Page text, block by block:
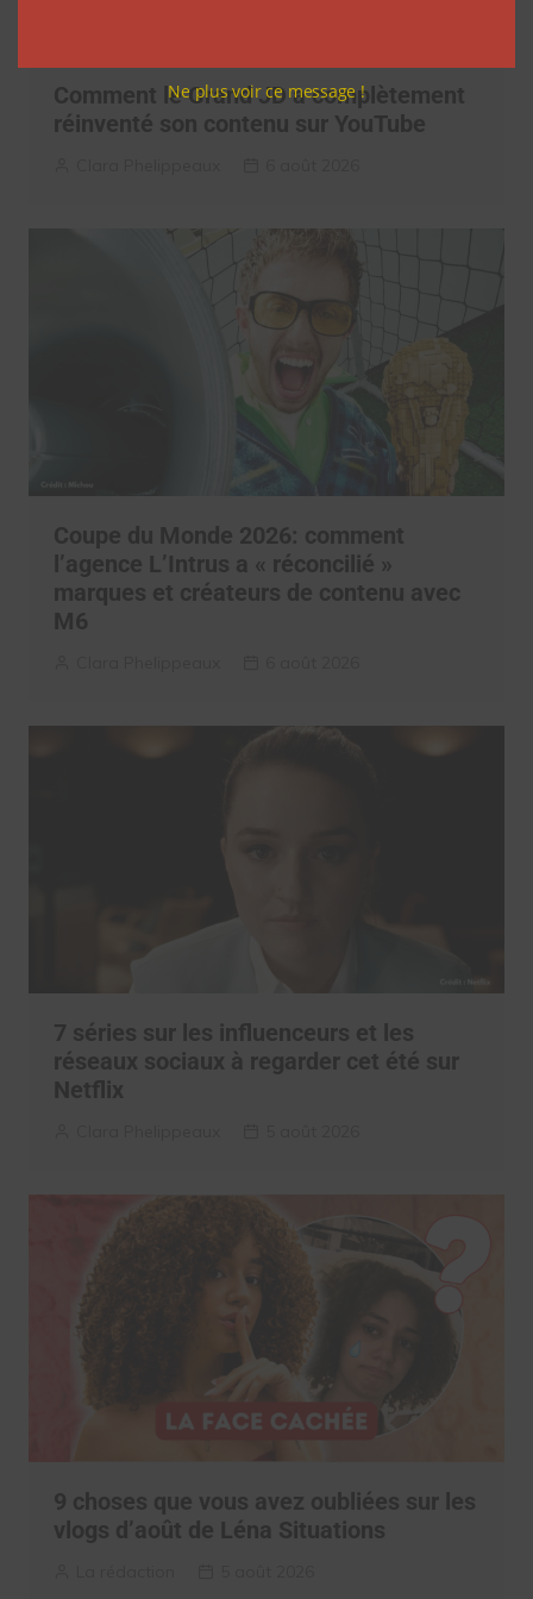
Comment le Grand JD a complètement
réinventé son contenu sur YouTube
Coupe du Monde 2026: comment
l’agence L’Intrus a « réconcilié »
marques et créateurs de contenu avec
M6
7 séries sur les influenceurs et les
réseaux sociaux à regarder cet été sur
Netflix
9 choses que vous avez oubliées sur les
vlogs d’août de Léna Situations
Ne plus voir ce message !